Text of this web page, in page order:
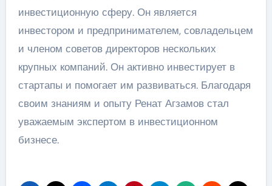
инвестиционную сферу. Он является
инвестором и предпринимателем, совладельцем
и членом советов директоров нескольких
крупных компаний. Он активно инвестирует в
стартапы и помогает им развиваться. Благодаря
своим знаниям и опыту Ренат Агзамов стал
уважаемым экспертом в инвестиционном
бизнесе.